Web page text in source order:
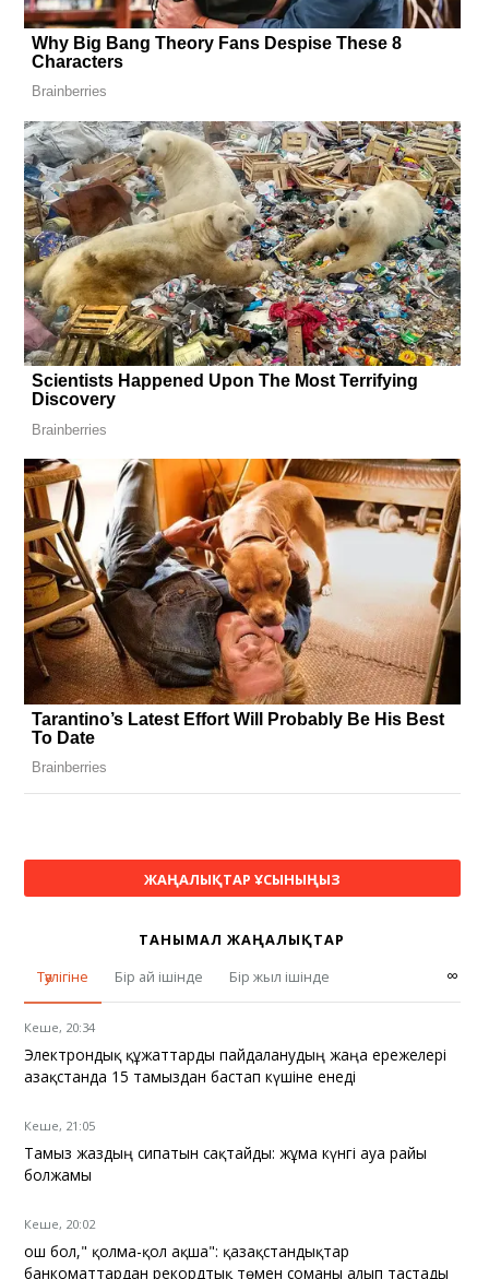
ЖАҢАЛЫҚТАР ҰСЫНЫҢЫЗ
ТАНЫМАЛ ЖАҢАЛЫҚТАР
Тәулігіне
Бір ай ішінде Бір жыл ішінде ∞
Кеше, 20:34
Электрондық құжаттарды пайдаланудың жаңа ережелері
Қазақстанда 15 тамыздан бастап күшіне енеді
Кеше, 21:05
Тамыз жаздың сипатын сақтайды: жұма күнгі ауа райы
болжамы
Кеше, 20:02
Қош бол," қолма-қол ақша": қазақстандықтар
банкоматтардан рекордтық төмен соманы алып тастады